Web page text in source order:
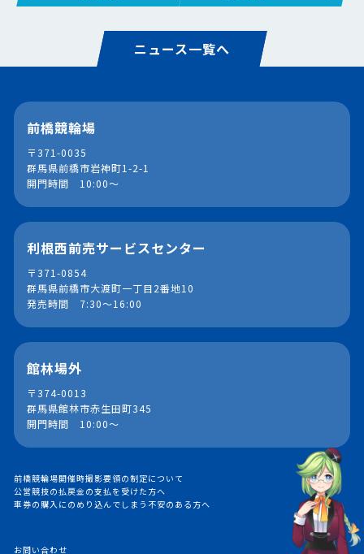
ニュース一覧へ
前橋競輪場
〒371-0035
群馬県前橋市岩神町1-2-1
開門時間 10:00～
利根西前売サービスセンター
〒371-0854
群馬県前橋市大渡町一丁目2番地10
発売時間 7:30～16:00
館林場外
〒374-0013
群馬県館林市赤生田町345
開門時間 10:00～
前橋競輪場開催時撮影要領の制定について
公営競技の払戻金の支払を受けた方へ
車券の購入にのめり込んでしまう不安のある方へ
お問い合わせ